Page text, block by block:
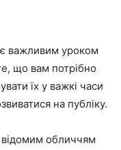
є важливим уроком
що вам потрібно
їх у важкі часи
на публіку.
обличчям